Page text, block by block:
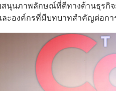
สนุนภาพลักษณ์ที่ดีทางด้านธุรกิจ
ละองค์กรที่มีบทบาทสำคัญต่อกา